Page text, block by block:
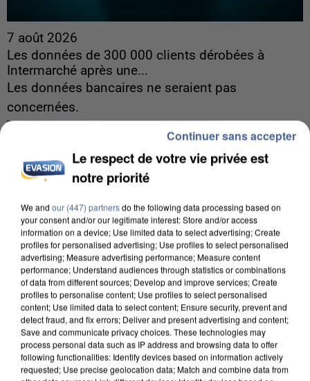
7 août 2026
Les données de 300 000 clients dérobées à
Intermarché après une...
Les données bancaires ne seraient pas
concernées.
7 août 2026
Un second cadre de la DZ Mafia interpellé en
Le respect de votre vie privée est
notre priorité
We and our (447) partnersdo the following data processing based on
your consent and/or our legitimate interest: Store and/or access
information on a device; Use limited data to select advertising; Create
profiles for personalised advertising; Use profiles to select personalised
advertising; Measure advertising performance; Measure content
performance; Understand audiences through statistics or combinations
of data from different sources; Develop and improve services; Create
profiles to personalise content; Use profiles to select personalised
content; Use limited data to select content; Ensure security, prevent and
detect fraud, and fix errors; Deliver and present advertising and content;
Save and communicate privacy choices. These technologies may
process personal data such as IP address and browsing data to offer
following functionalities: Identify devices based on information actively
requested; Use precise geolocation data; Match and combine data from
Continuer sans accepter